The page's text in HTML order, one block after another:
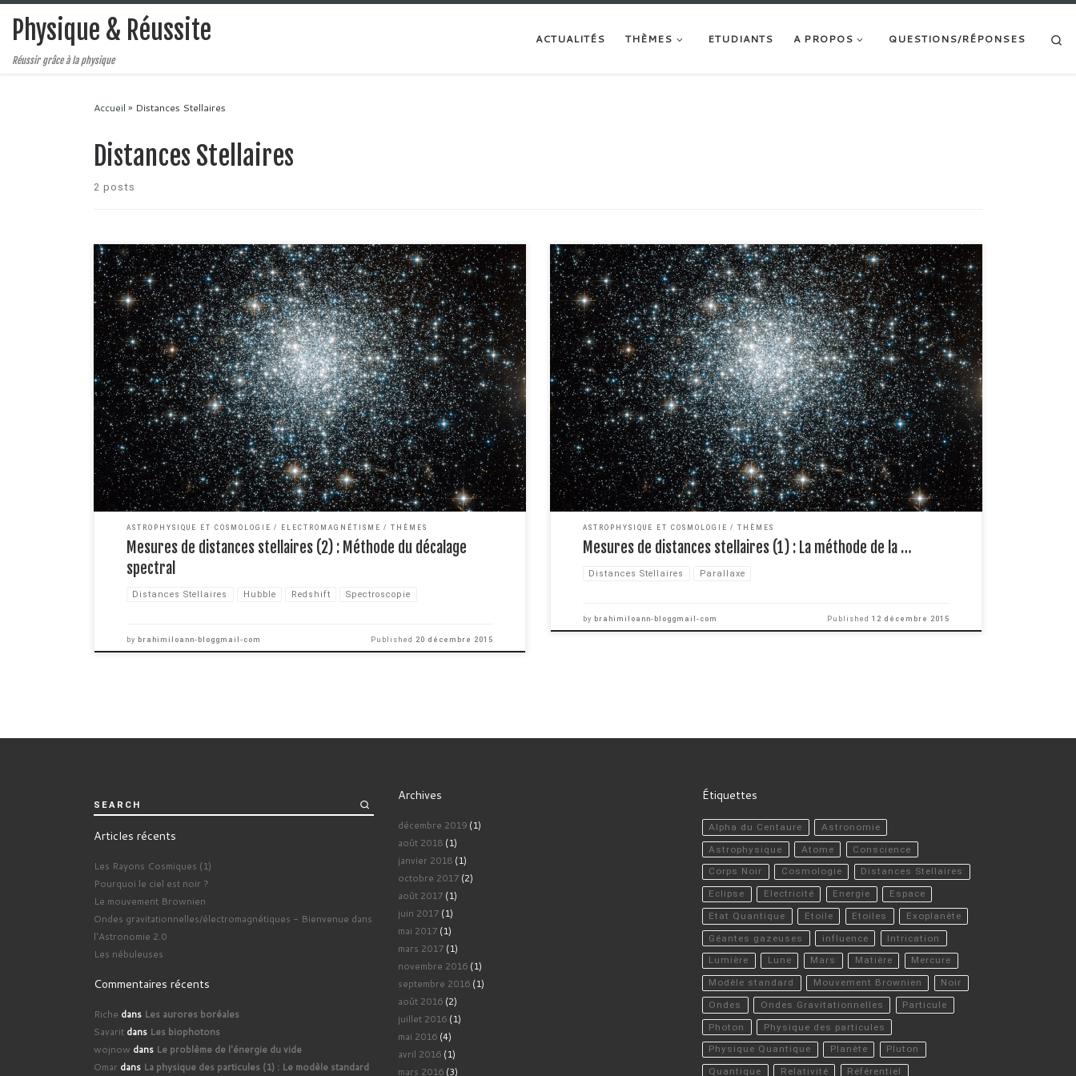
Physique & Réussite
Réussir grâce à la physique
ACTUALITÉS THÈMES ETUDIANTS A PROPOS QUESTIONS/RÉPONSES
Accueil » Distances Stellaires
Distances Stellaires
2 posts
On se retrouve pour la seconde partie de mon article sur les mesures de distances
stellaires. Dans l'article précédent, j'ai expliqué comment il est possible de mesurer la
distance des étoiles qui nous sont assez proches. La méthode de la parallaxe est très
efficace mais seulement à courte distance, vous […]
ASTROPHYSIQUE ET COSMOLOGIE ELECTROMAGNÉTISME THÈMES
Mesures de distances stellaires (2) : Méthode du décalage
spectral
Distances Stellaires Hubble Redshift Spectroscopie
by brahimiloann-bloggmail-com Published 20 décembre 2015
Aujourd'hui je vais vous parler de techniques de mesure d'objets lointains dans l'univers.
Vous connaissez sans doute la mesure de la distance Terre-Lune par laser ou encore de la
distance entre la Terre et le Soleil à partir des lois de Kepler. Mais savez vous comment on
mesure la distance […]
ASTROPHYSIQUE ET COSMOLOGIE THÈMES
Mesures de distances stellaires (1) : La méthode de la …
Distances Stellaires Parallaxe
by brahimiloann-bloggmail-com Published12 décembre 2015
SEARCH
Articles récents
Les Rayons Cosmiques (1)
Pourquoi le ciel est noir ?
Le mouvement Brownien
Ondes gravitationnelles/électromagnétiques - Bienvenue dans
l'Astronomie 2.0
Les nébuleuses
Commentaires récents
Riche dans Les aurores boréales
Savarit dans Les biophotons
wojnow dans Le problème de l'énergie du vide
Omar dans La physique des particules (1) : Le modèle standard
Archives
décembre 2019 (1)
août 2018 (1)
janvier 2018 (1)
octobre 2017 (2)
août 2017 (1)
juin 2017 (1)
mai 2017 (1)
mars 2017 (1)
novembre 2016 (1)
septembre 2016 (1)
août 2016 (2)
juillet 2016 (1)
mai 2016 (4)
avril 2016 (1)
mars 2016 (3)
Étiquettes
Alpha du Centaure
Astronomie
Astrophysique
Atome
Conscience
Corps Noir
Cosmologie
Distances Stellaires
Eclipse
Electricité Energie
Espace
Etat Quantique
Etoile Etoiles
Exoplanète
Géantes gazeuses
influence
Intrication
Lumière
Lune Mars Matière
Mercure
Modèle standard
Mouvement Brownien
Noir
Ondes
Ondes Gravitationnelles
Particule
Photon
Physique des particules
Physique Quantique
Planète
Pluton
Quantique
Relativité Référentiel